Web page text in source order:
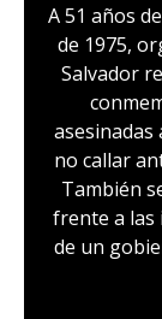
A 51 años
de 1975,
Salvador
no callar
También
frente a las
de un